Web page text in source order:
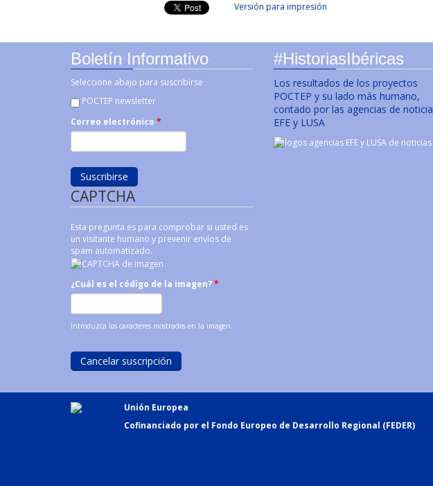
Versión para impresión
Boletín Informativo
Seleccione abajo para suscribirse
POCTEP newsletter
Correo electrónico *
CAPTCHA
Esta pregunta es para comprobar si usted es
un visitante humano y prevenir envíos de
spam automatizado.
¿Cuál es el código de la imagen?*
Introduzca los caracteres mostrados en la imagen.
#HistoriasIbéricas
Los resultados de los proyectos
POCTEP y su lado más humano,
contado por las agencias de
EFE y LUSA
Unión Europea
Cofinanciado por el Fondo Europeo de Desarrollo Regional (FEDER)